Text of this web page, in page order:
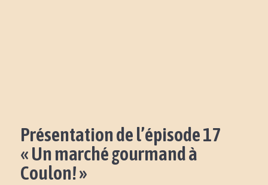
Présentation de l’épisode 17
« Un marché gourmand à
Coulon! »